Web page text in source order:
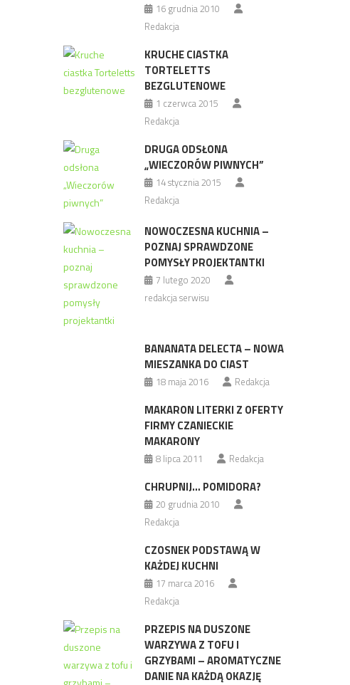
16 grudnia 2010
Redakcja
KRUCHE CIASTKA
TORTELETTS
BEZGLUTENOWE
1 czerwca 2015
Redakcja
DRUGA ODSŁONA
„WIECZORÓW PIWNYCH”
14 stycznia 2015
Redakcja
NOWOCZESNA KUCHNIA –
POZNAJ SPRAWDZONE
POMYSŁY PROJEKTANTKI
7 lutego 2020
redakcja serwisu
BANANATA DELECTA – NOWA
MIESZANKA DO CIAST
18 maja 2016 Redakcja
MAKARON LITERKI Z OFERTY
FIRMY CZANIECKIE
MAKARONY
8 lipca 2011 Redakcja
CHRUPNIJ… POMIDORA?
20 grudnia 2010
Redakcja
CZOSNEK PODSTAWĄ W
KAŻDEJ KUCHNI
17 marca 2016
Redakcja
PRZEPIS NA DUSZONE
WARZYWA Z TOFU I
GRZYBAMI – AROMATYCZNE
DANIE NA KAŻDĄ OKAZJĘ